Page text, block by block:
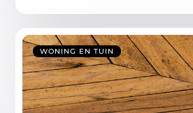
WONING EN TUIN